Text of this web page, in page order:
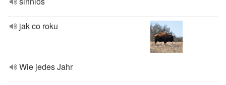
jak co roku
Wie jedes Jahr